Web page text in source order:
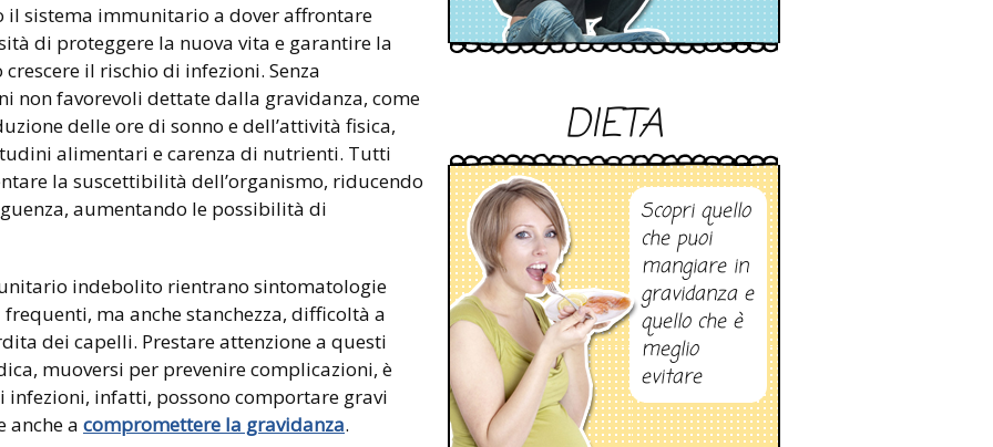
il sistema immunitario a dover affrontare
di proteggere la nuova vita e garantire la
il rischio di infezioni. Senza
non favorevoli dettate dalla gravidanza, come
delle ore di sonno e dell’attività fisica,
alimentari e carenza di nutrienti. Tutti
la suscettibilità dell’organismo, riducendo
aumentando le possibilità di
indebolito rientrano sintomatologie
ma anche stanchezza, difficoltà a
dei capelli. Prestare attenzione a questi
muoversi per prevenire complicazioni, è
infatti, possono comportare gravi
anche a compromettere la gravidanza.
DIETA
Scopri quello
che puoi
mangiare in
gravidanza e
quello che è
meglio
evitare